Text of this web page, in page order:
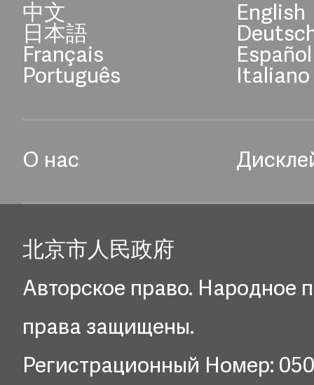
中文 English
日本語
Français Español
Português Italiano
О нас
北京市人民政府
Авторское право. Народное
права защищены.
Регистрационный Номер: